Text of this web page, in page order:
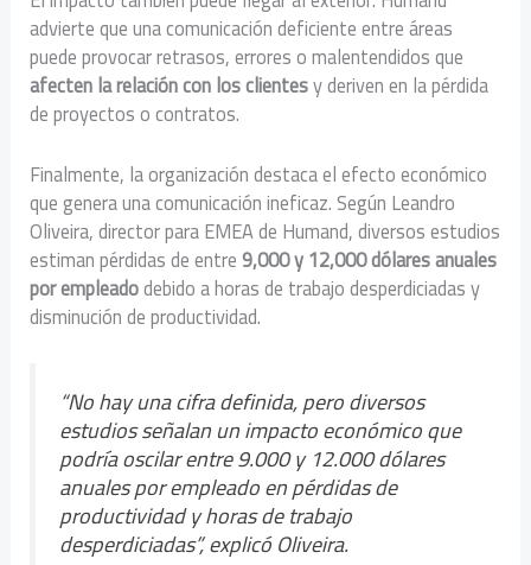
advierte que una comunicación deficiente entre áreas
puede provocar retrasos, errores o malentendidos que
afecten la relación con los clientesy deriven en la pérdida
de proyectos o contratos.
Finalmente, la organización destaca el efecto económico
que genera una comunicación ineficaz. Según Leandro
Oliveira, director para EMEA de Humand, diversos estudios
estiman pérdidas de entre9,000 y 12,000 dólares anuales
por empleadodebido a horas de trabajo desperdiciadas y
disminución de productividad.
“No hay una cifra definida, pero diversos
estudios señalan un impacto económico que
podría oscilar entre 9.000 y 12.000 dólares
anuales por empleado en pérdidas de
productividad y horas de trabajo
desperdiciadas”, explicó Oliveira.